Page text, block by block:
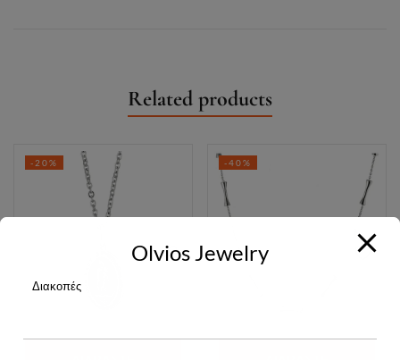
Related products
-20% -40%
Olvios Jewelry
Διακοπές